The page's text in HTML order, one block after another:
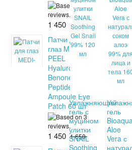
1 450 1 650
Патчи для
глаз MEDI-
PEEL
Hyaluron Dark
Benone
Peptide 9
Ampoule Eye
Patch 60 шт
1 450 1 650
Увлажняющий
гель с
муцином
улитки
SNAIL
Soothing
гель
Aloe
Vera с